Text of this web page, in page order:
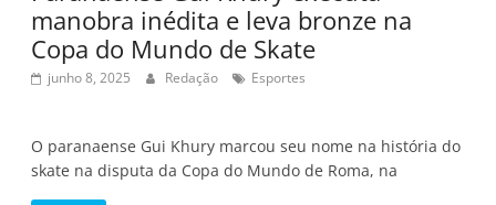
manobra inédita e leva bronze na
Copa do Mundo de Skate
junho 8, 2025 Redação Esportes
O paranaense Gui Khury marcou seu nome na história do
skate na disputa da Copa do Mundo de Roma, na